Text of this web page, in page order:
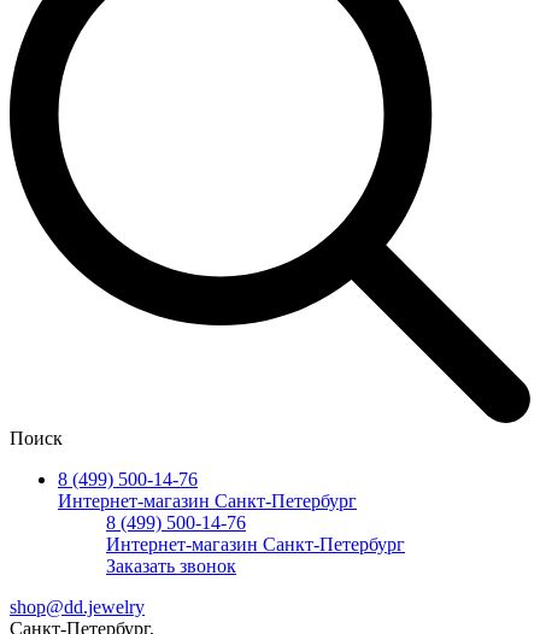
Поиск
8 (499) 500-14-76
Интернет-магазин Санкт-Петербург
8 (499) 500-14-76
Интернет-магазин Санкт-Петербург
Заказать звонок
shop@dd.jewelry
Санкт-Петербург,